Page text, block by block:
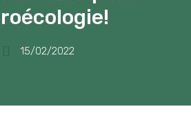
15/02/2022